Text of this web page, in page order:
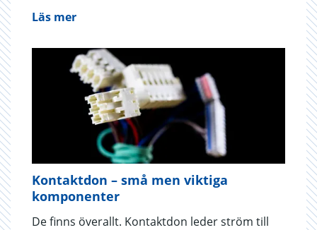
Läs mer
Kontaktdon – små men viktiga
komponenter
De finns överallt. Kontaktdon leder ström till